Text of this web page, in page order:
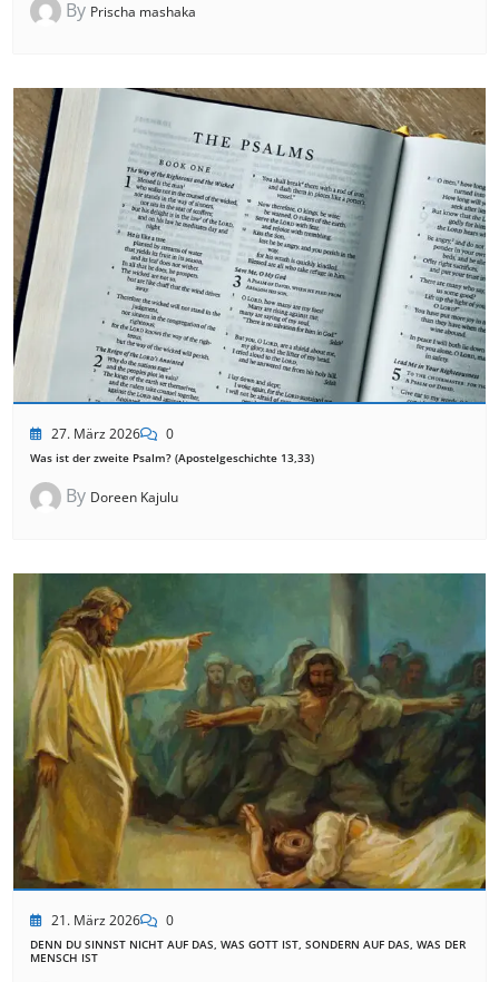
By Prischa mashaka
27. März 2026 0
Was ist der zweite Psalm? (Apostelgeschichte 13,33)
By Doreen Kajulu
21. März 2026 0
DENN DU SINNST NICHT AUF DAS, WAS GOTT IST, SONDERN AUF DAS, WAS DER
MENSCH IST